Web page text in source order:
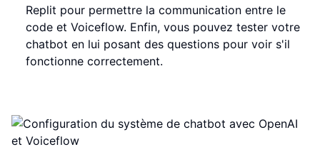
Replit pour permettre la communication entre le
code et Voiceflow. Enfin, vous pouvez tester votre
chatbot en lui posant des questions pour voir s'il
fonctionne correctement.